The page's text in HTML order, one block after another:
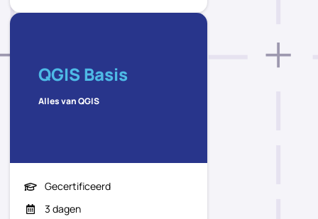
QGIS Basis
Alles van QGIS
Gecertificeerd
3 dagen